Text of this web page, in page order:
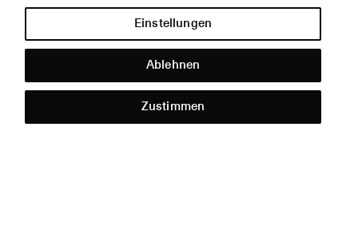
Hilfe &
Einstellungen
Ablehnen
Zustimmen